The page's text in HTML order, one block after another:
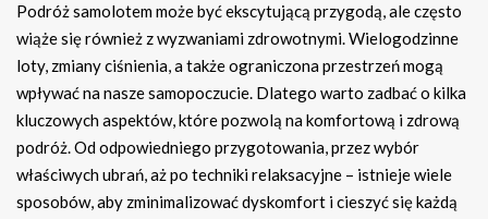
Podróż samolotem może być ekscytującą przygodą, ale często
wiąże się również z wyzwaniami zdrowotnymi. Wielogodzinne
loty, zmiany ciśnienia, a także ograniczona przestrzeń mogą
wpływać na nasze samopoczucie. Dlatego warto zadbać o kilka
kluczowych aspektów, które pozwolą na komfortową i zdrową
podróż. Od odpowiedniego przygotowania, przez wybór
właściwych ubrań, aż po techniki relaksacyjne – istnieje wiele
sposobów, aby zminimalizować dyskomfort i cieszyć się każdą